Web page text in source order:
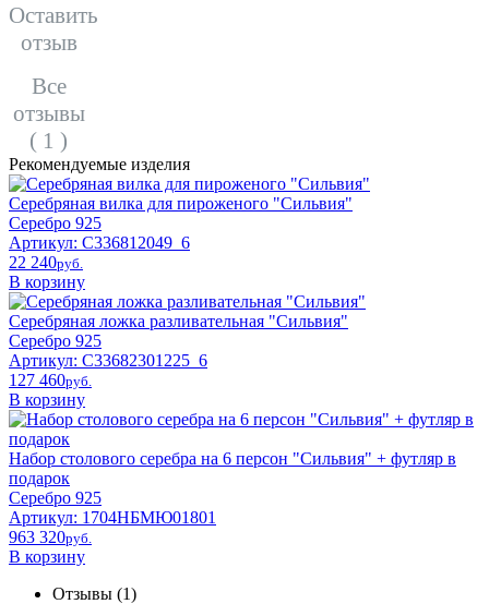
Oставить
отзыв
Все
отзывы
( 1 )
Рекомендуемые изделия
Серебряная вилка для пироженого "Сильвия"
Серебро 925
Артикул: С336812049_6
22 240pyб.
В корзину
Серебряная ложка разливательная "Сильвия"
Серебро 925
Артикул: С33682301225_6
127 460pyб.
В корзину
Набор столового серебра на 6 персон "Сильвия" + футляр в
подарок
Серебро 925
Артикул: 1704НБМЮ01801
963 320pyб.
В корзину
Отзывы (1)